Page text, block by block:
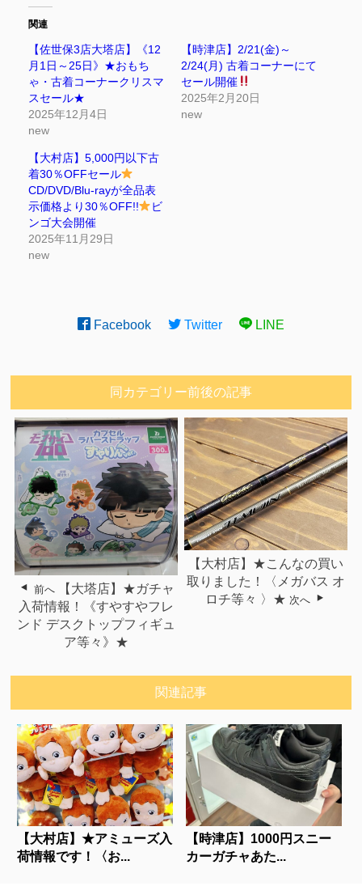
関連
【佐世保3店大塔店】《12
月1日～25日》★おもち
ゃ・古着コーナークリスマ
スセール★
2025年12月4日
new
【時津店】2/21(金)～
2/24(月) 古着コーナーにて
セール開催
2025年2月20日
new
【大村店】5,000円以下古
着30％OFFセール
CD/DVD/Blu-rayが全品表
示価格より30％OFF!!
ビ
ンゴ大会開催
2025年11月29日
new
Facebook Twitter LINE
同カテゴリー前後の記事
前へ
【大塔店】★ガチャ
入荷情報！《すやすやフレ
ンド デスクトップフィギュ
ア等々》★
【大村店】★こんなの買い
取りました！〈メガバス オ
ロチ⁡等々⁡ ⁡⁡〉★ 次へ
関連記事
【大村店】★アミューズ入
荷情報です！〈お...
【時津店】1000円スニー
カーガチャあた...